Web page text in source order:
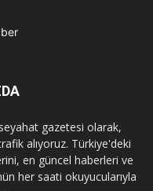
gazetesi olarak,
alıyoruz. Türkiye'deki
en güncel haberleri ve
her saati okuyucularıyla